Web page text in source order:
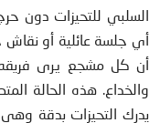
السلبي للتحيزات دون
أي جلسة عائلية أو
أن كل مشجع يرى فريقه
والخداع. هذه الحالة
يدرك التحيزات بدقة